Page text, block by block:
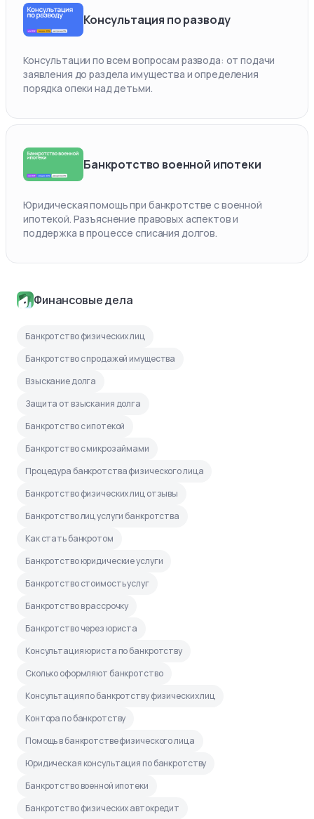
Консультация по разводу
Консультации по всем вопросам развода: от подачи
заявления до раздела имущества и определения
порядка опеки над детьми.
Банкротство военной ипотеки
Юридическая помощь при банкротстве с военной
ипотекой. Разъяснение правовых аспектов и
поддержка в процессе списания долгов.
Финансовые дела
Банкротство физических лиц
Банкротство с продажей имущества
Взыскание долга
Защита от взыскания долга
Банкротство с ипотекой
Банкротство с микрозаймами
Процедура банкротства физического лица
Банкротство физических лиц отзывы
Банкротство лиц услуги банкротства
Как стать банкротом
Банкротство юридические услуги
Банкротство стоимость услуг
Банкротство в рассрочку
Банкротство через юриста
Консультация юриста по банкротству
Сколько оформляют банкротство
Консультация по банкротству физических лиц
Контора по банкротству
Помощь в банкротстве физического лица
Юридическая консультация по банкротству
Банкротство военной ипотеки
Банкротство физических автокредит